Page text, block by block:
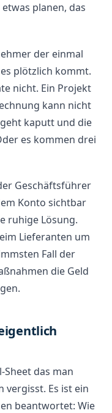
planen, das
der einmal
plötzlich kommt.
nicht. Ein Projekt
kann nicht
kaputt und die
es kommen drei
Geschäftsführer
Konto sichtbar
ruhige Lösung.
Lieferanten um
Fall der
die Geld
das man
vergisst. Es ist ein
beantwortet: Wie